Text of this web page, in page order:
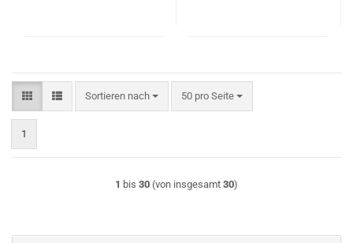
Sortieren nach
Sortieren nach 50 pro Seite
pro Seite
1
1 bis 30 (von insgesamt 30)